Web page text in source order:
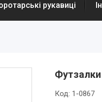
рукавиці
Код: 1-0867